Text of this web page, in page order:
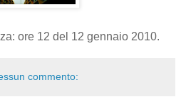
ore 12 del 12 gennaio 2010.
commento: